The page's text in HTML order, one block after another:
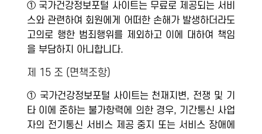
① 국가건강정보포털 사이트는 무료로 제공되는 서비
스와 관련하여 회원에게 어떠한 손해가 발생하더라도
고의로 행한 범죄행위를 제외하고 이에 대하여 책임
을 부담하지 아니합니다.
제 15 조 (면책조항)
① 국가건강정보포털 사이트는 천재지변, 전쟁 및 기
타 이에 준하는 불가항력에 의한 경우, 기간통신 사업
자의 전기통신 서비스 제공 중지 또는 서비스 장애에